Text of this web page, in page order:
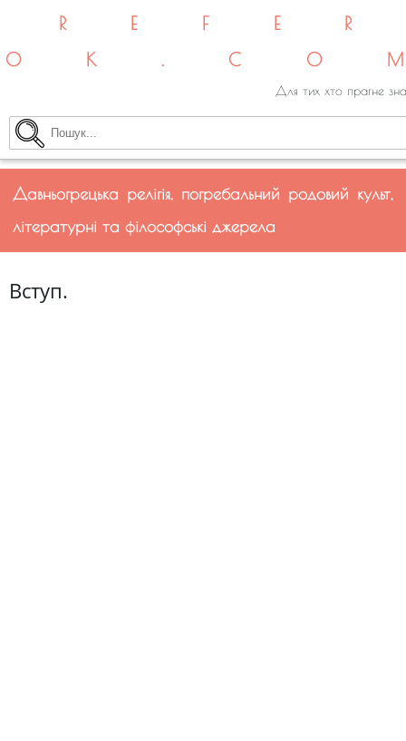
Для тих хто прагне
Давньогрецька релігія, погребальний родовий культ,
літературні та філософські джерела
Вступ.